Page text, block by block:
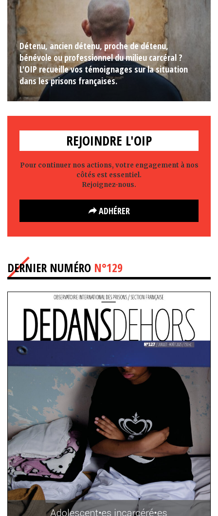
Détenu, ancien détenu, proche de détenu,
bénévole ou professionnel du milieu carcéral ?
L'OIP recueille vos témoignages sur la situation
dans les prisons françaises.
REJOINDRE L'OIP
Pour continuer nos actions, votre engagement à nos
côtés est essentiel.
Rejoignez-nous.
ADHÉRER
DERNIER NUMÉRO N°129